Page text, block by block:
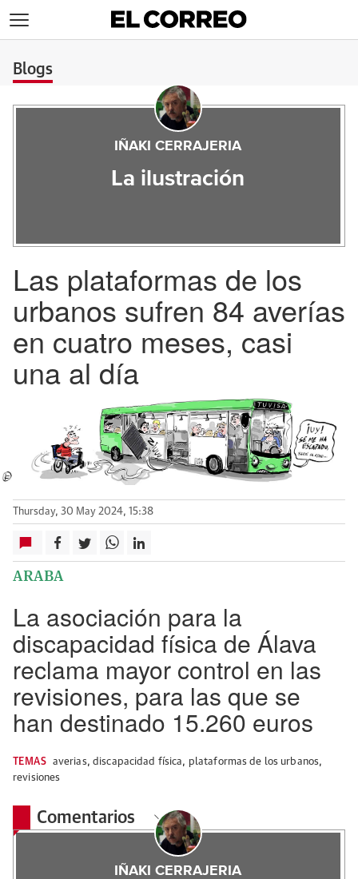
Blogs
IÑAKI CERRAJERIA
La ilustración
Las plataformas de los
urbanos sufren 84 averías
en cuatro meses, casi
una al día
Thursday, 30 May 2024, 15:38
ARABA
La asociación para la
discapacidad física de Álava
reclama mayor control en las
revisiones, para las que se
han destinado 15.260 euros
TEMAS averias, discapacidad física, plataformas de los urbanos,
revisiones
Comentarios
IÑAKI CERRAJERIA